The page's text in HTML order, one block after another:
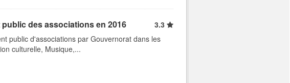
des associations en 2016
3.3
public d'associations par Gouvernorat dans les
culturelle, Musique,...